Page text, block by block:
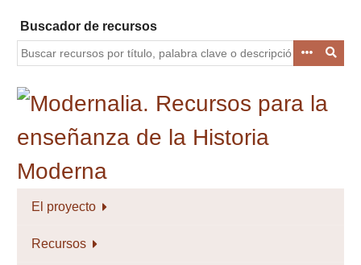
contenido
principal
Buscador de recursos
El proyecto
Recursos